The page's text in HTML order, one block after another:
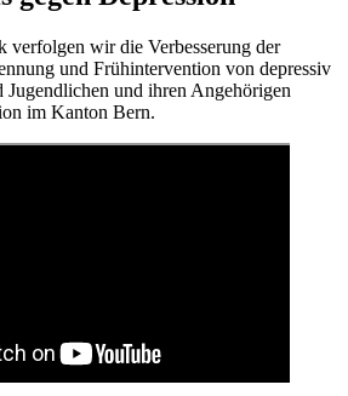
verfolgen wir die Verbesserung der
und Frühintervention von depressiv
und ihren Angehörigen
im Kanton Bern.